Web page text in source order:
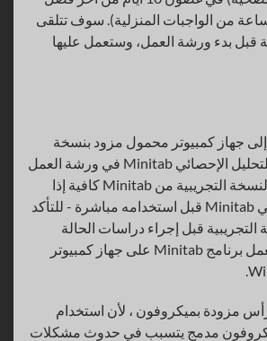
(حوالي 80 ساعة من الواجبات المنزلية). سوف تتلقى
قبل بدء ورشة العمل، وستعمل عليها
جهاز كمبيوتر محمول مزود بنسخة
وظيفية من حزمة التحليل الإحصائي Minitab في ورشة العمل
هذه. عادةً ما تكون النسخة التجريبية من Minitab كافية إذا
انتظرت التسجيل في Minitab قبل استخدامه مباشرة - للتأكد
قبل إجراء دراسات الحالة
والاختبار. يجب أن يعمل برنامج Minitab على جهاز كمبيوتر
مزودة بميكروفون ، لأن استخدام
مدمج يتسبب في حدوث مشكلات